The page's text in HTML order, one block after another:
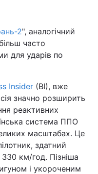
2", аналогічний
часто
для ударів по
Insider (BI), вже
значно розширить
реактивних
система ППО
масштабах. Це
здатний
км/год. Пізніша
і укороченим